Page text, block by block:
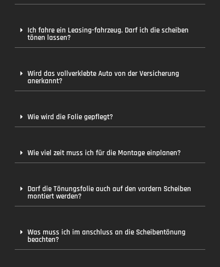
Ich fahre ein Leasing-fahrzeug. Darf ich die scheiben
tönen lassen?
Wird das vollverklebte Auto von der Versicherung
anerkannt?
Wie wird die Folie gepflegt?
Wie viel zeit muss ich für die Montage einplanen?
Darf die Tönungsfolie auch auf den vordern Scheiben
montiert werden?
Was muss ich im anschluss an die Scheibentönung
beachten?